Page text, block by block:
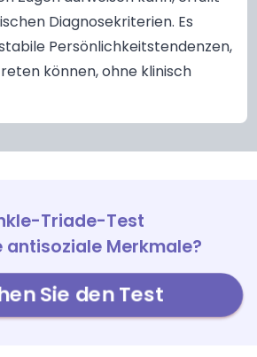
Diagnosekriterien. Es
Persönlichkeitstendenzen,
können, ohne klinisch
Triade-Test
antisoziale Merkmale?
Sie den Test